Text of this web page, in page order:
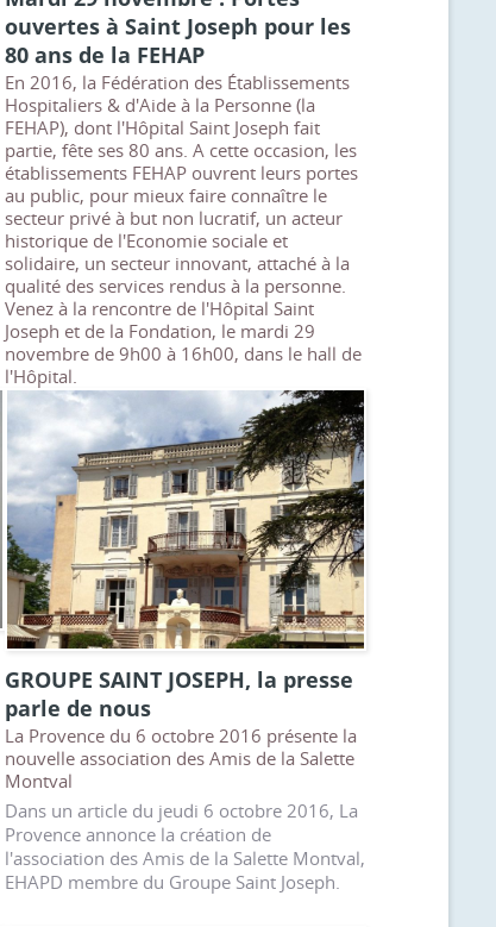
ouvertes à Saint Joseph pour les
80 ans de la FEHAP
En 2016, la Fédération des Établissements
Hospitaliers & d'Aide à la Personne (la
FEHAP), dont l'Hôpital Saint Joseph fait
partie, fête ses 80 ans. A cette occasion, les
établissements FEHAP ouvrent leurs portes
au public, pour mieux faire connaître le
secteur privé à but non lucratif, un acteur
historique de l'Economie sociale et
solidaire, un secteur innovant, attaché à la
qualité des services rendus à la personne.
Venez à la rencontre de l'Hôpital Saint
Joseph et de la Fondation, le mardi 29
novembre de 9h00 à 16h00, dans le hall de
l'Hôpital.
GROUPE SAINT JOSEPH, la presse
parle de nous
La Provence du 6 octobre 2016 présente la
nouvelle association des Amis de la Salette
Montval
Dans un article du jeudi 6 octobre 2016, La
Provence annonce la création de
l'association des Amis de la Salette Montval,
EHAPD membre du Groupe Saint Joseph.